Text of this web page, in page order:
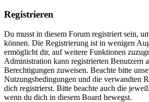
Registrieren
Du musst in diesem Forum registriert sein,
können. Die Registrierung ist in wenigen
ermöglicht dir, auf weitere Funktionen
Administration kann registrierten Benutzern
Berechtigungen zuweisen. Beachte bitte
Nutzungsbedingungen und die verwandten
dich registrierst. Bitte beachte auch die
wenn du dich in diesem Board bewegst.